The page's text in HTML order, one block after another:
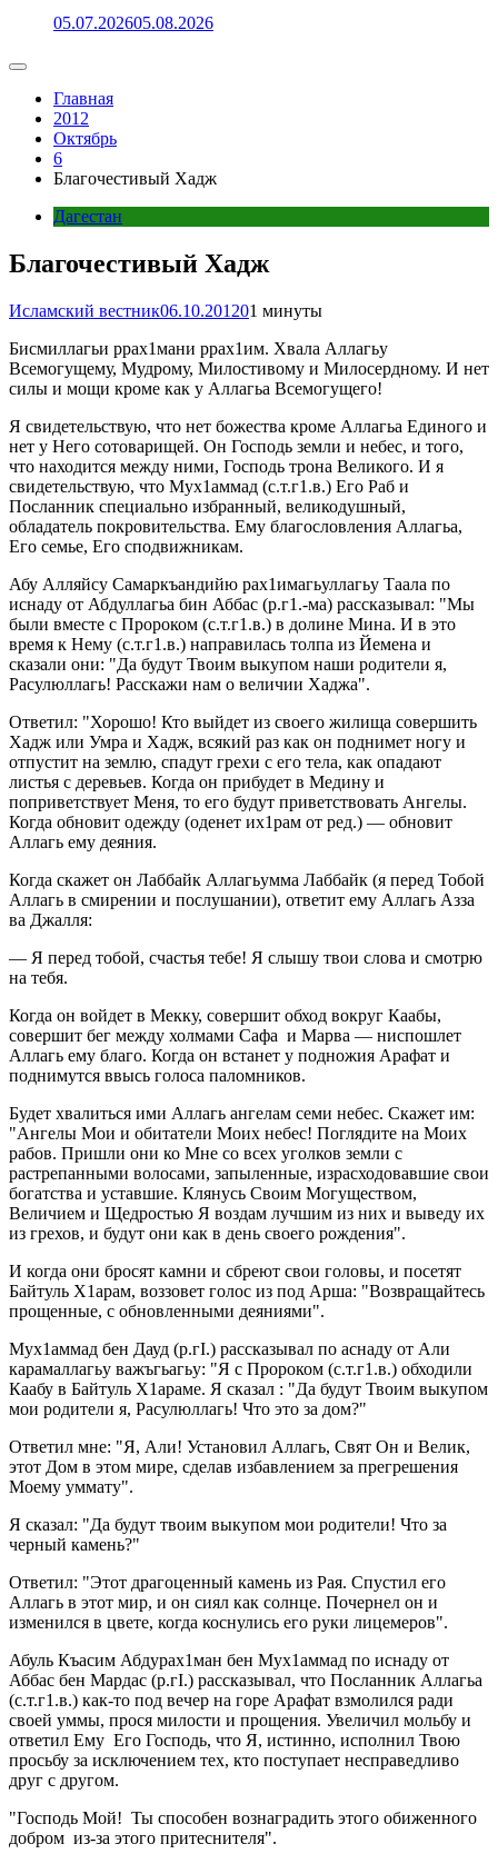
05.07.202605.08.2026
Главная
2012
Октябрь
6
Благочестивый Хадж
Дагестан
Благочестивый Хадж
Исламский вестник06.10.201201 минуты
Бисмиллагьи ррах1мани ррах1им. Хвала Аллагьу
Всемогущему, Мудрому, Милостивому и Милосердному. И нет
силы и мощи кроме как у Аллагьа Всемогущего!
Я свидетельствую, что нет божества кроме Аллагьа Единого и
нет у Него сотоварищей. Он Господь земли и небес, и того,
что находится между ними, Господь трона Великого. И я
свидетельствую, что Мух1аммад (с.т.г1.в.) Его Раб и
Посланник специально избранный, великодушный,
обладатель покровительства. Ему благословления Аллагьа,
Его семье, Его сподвижникам.
Абу Алляйсу Самаркъандийю рах1имагьуллагьу Таала по
иснаду от Абдуллагьа бин Аббас (р.г1.-ма) рассказывал: "Мы
были вместе с Пророком (с.т.г1.в.) в долине Мина. И в это
время к Нему (с.т.г1.в.) направилась толпа из Йемена и
сказали они: "Да будут Твоим выкупом наши родители я,
Расулюллагь! Расскажи нам о величии Хаджа".
Ответил: "Хорошо! Кто выйдет из своего жилища совершить
Хадж или Умра и Хадж, всякий раз как он поднимет ногу и
отпустит на землю, спадут грехи с его тела, как опадают
листья с деревьев. Когда он прибудет в Медину и
поприветствует Меня, то его будут приветствовать Ангелы.
Когда обновит одежду (оденет их1рам от ред.) — обновит
Аллагь ему деяния.
Когда скажет он Лаббайк Аллагьумма Лаббайк (я перед Тобой
Аллагь в смирении и послушании), ответит ему Аллагь Азза
ва Джалля:
— Я перед тобой, счастья тебе! Я слышу твои слова и смотрю
на тебя.
Когда он войдет в Мекку, совершит обход вокруг Каабы,
совершит бег между холмами Сафа и Марва — ниспошлет
Аллагь ему благо. Когда он встанет у подножия Арафат и
поднимутся ввысь голоса паломников.
Будет хвалиться ими Аллагь ангелам семи небес. Скажет им:
"Ангелы Мои и обитатели Моих небес! Поглядите на Моих
рабов. Пришли они ко Мне со всех уголков земли с
растрепанными волосами, запыленные, израсходовавшие свои
богатства и уставшие. Клянусь Своим Могуществом,
Величием и Щедростью Я воздам лучшим из них и выведу их
из грехов, и будут они как в день своего рождения".
И когда они бросят камни и сбреют свои головы, и посетят
Байтуль Х1арам, воззовет голос из под Арша: "Возвращайтесь
прощенные, с обновленными деяниями".
Мух1аммад бен Дауд (р.гI.) рассказывал по аснаду от Али
карамаллагьу важъгьагьу: "Я с Пророком (с.т.г1.в.) обходили
Каабу в Байтуль Х1араме. Я сказал : "Да будут Твоим выкупом
мои родители я, Расулюллагь! Что это за дом?"
Ответил мне: "Я, Али! Установил Аллагь, Свят Он и Велик,
этот Дом в этом мире, сделав избавлением за прегрешения
Моему уммату".
Я сказал: "Да будут твоим выкупом мои родители! Что за
черный камень?"
Ответил: "Этот драгоценный камень из Рая. Спустил его
Аллагь в этот мир, и он сиял как солнце. Почернел он и
изменился в цвете, когда коснулись его руки лицемеров".
Абуль Къасим Абдурах1ман бен Мух1аммад по иснаду от
Аббас бен Мардас (р.гI.) рассказывал, что Посланник Аллагьа
(с.т.г1.в.) как-то под вечер на горе Арафат взмолился ради
своей уммы, прося милости и прощения. Увеличил мольбу и
ответил Ему Его Господь, что Я, истинно, исполнил Твою
просьбу за исключением тех, кто поступает несправедливо
друг с другом.
"Господь Мой! Ты способен вознаградить этого обиженного
добром из-за этого притеснителя".